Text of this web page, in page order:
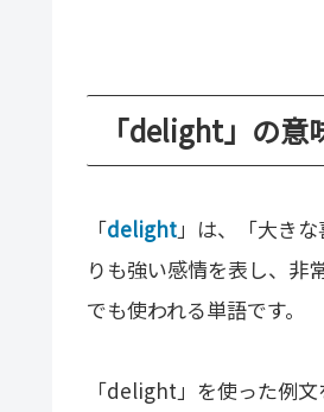
「delight」の意
「delight」は、「大き
りも強い感情を表し、非
でも使われる単語です。
「delight」を使った例文